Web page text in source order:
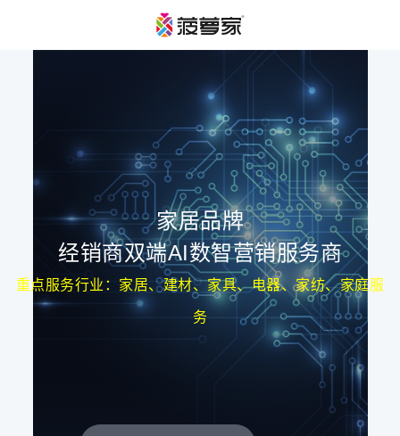
家居品牌
经销商双端AI数智营销服务商
重点服务行业：家居、建材、家具、电器、家纺、家庭服
务